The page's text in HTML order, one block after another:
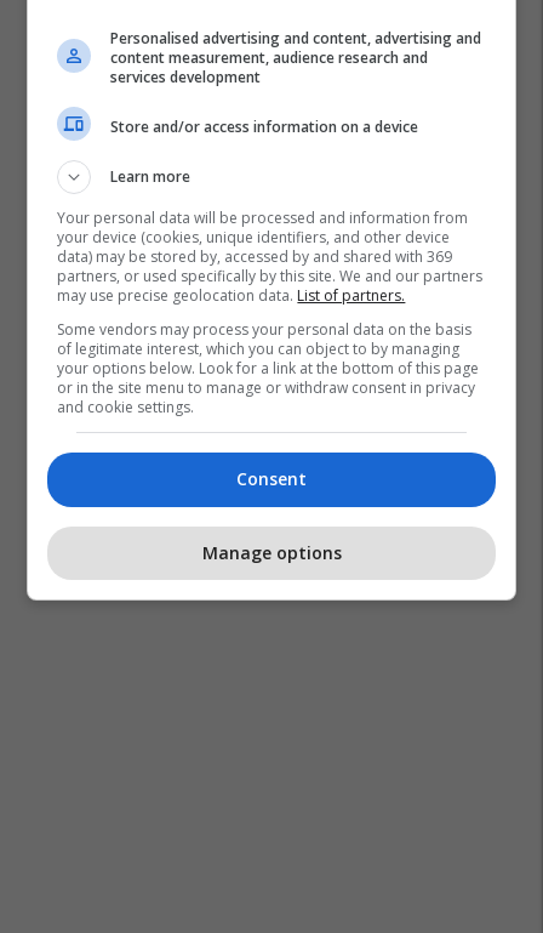
Myrto Uzuni
Personalised advertising and content, advertising and
content measurement, audience research and
services development
Store and/or access information on a device
Learn more
Your personal data will be processed and information from
your device (cookies, unique identifiers, and other device
data) may be stored by, accessed by and shared with 369
partners, or used specifically by this site. We and our partners
may use precise geolocation data. List of partners.
Some vendors may process your personal data on the basis
of legitimate interest, which you can object to by managing
your options below. Look for a link at the bottom of this page
or in the site menu to manage or withdraw consent in privacy
and cookie settings.
Consent
Manage options